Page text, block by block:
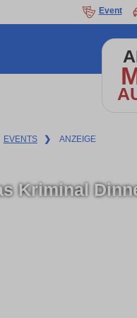
Event
EVENTS ❯ ANZEIGE
Kriminal